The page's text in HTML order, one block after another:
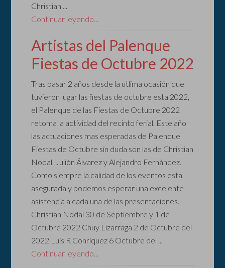
Christian ...
Continuar leyendo...
Artistas del Palenque
Fiestas de Octubre 2022
Tras pasar 2 años desde la utlima ocasión que
tuvieron lugar las fiestas de octubre esta 2022,
el Palenque de las Fiestas de Octubre 2022
retoma la actividad del recinto ferial. Este año
las actuaciones mas esperadas de Palenque
Fiestas de Octubre sin duda son las de Christian
Nodal, Julión Álvarez y Alejandro Fernández.
Como siempre la calidad de los eventos esta
asegurada y podemos esperar una excelente
asistencia a cada una de las presentaciones.
Christian Nodal 30 de Septiembre y 1 de
Octubre 2022 Chuy Lizarraga 2 de Octubre del
2022 Luis R Conriquez 6 Octubre del ...
Continuar leyendo...